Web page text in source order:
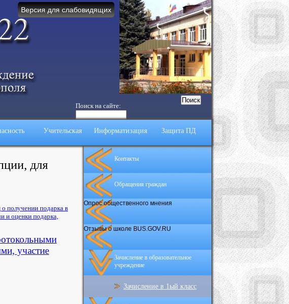
Версия для слабовидящих
Поиск на сайте:
Учительская Информатизация Защита ПД
для
получении подарка в
и оценки подарка,
участие
Контакты
Обращения граждан
Опрос общественного мнения
Отзывы о школе BUS.GOV.RU
Зачисление в образовательное
учреждение
Зачисление в 1ый класс